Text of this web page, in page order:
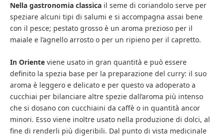
Nella gastronomia classica il seme di coriandolo serve per
speziare alcuni tipi di salumi e si accompagna assai bene
con il pesce; pestato grosso è un aroma prezioso per il
maiale e l’agnello arrosto o per un ripieno per il capretto.
In Oriente viene usato in gran quantità e può essere
definito la spezia base per la preparazione del curry: il suo
aroma è leggero e delicato e per questo va adoperato a
cucchiai per bilanciare altre spezie dall’aroma più intenso
che si dosano con cucchiaini da caffè o in quantità ancor
minori. Esso viene inoltre usato nella produzione di dolci, al
fine di renderli più digeribili. Dal punto di vista medicinale